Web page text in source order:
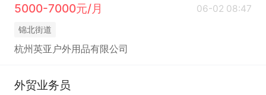
5000-7000元/月
06-02 08:47
锦北街道
杭州英亚户外用品有限公司
外贸业务员